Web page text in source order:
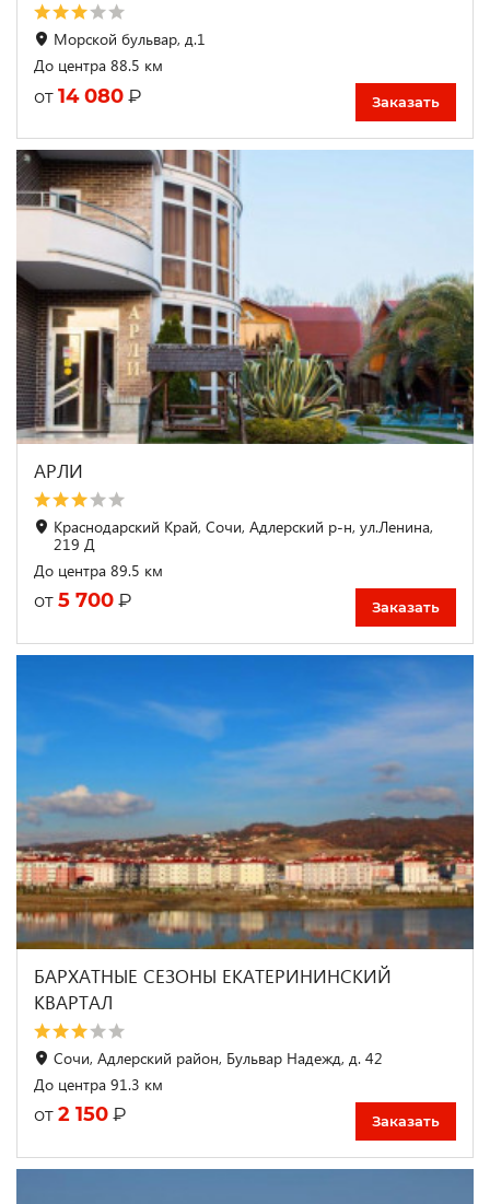
Морской бульвар, д.1
До центра 88.5 км
от 14 080 ₽ Заказать
АРЛИ
Краснодарский Край, Сочи, Адлерский р-н, ул.Ленина,
219 Д
До центра 89.5 км
от 5 700 ₽ Заказать
БАРХАТНЫЕ СЕЗОНЫ ЕКАТЕРИНИНСКИЙ
КВАРТАЛ
Сочи, Адлерский район, Бульвар Надежд, д. 42
До центра 91.3 км
от 2 150 ₽ Заказать